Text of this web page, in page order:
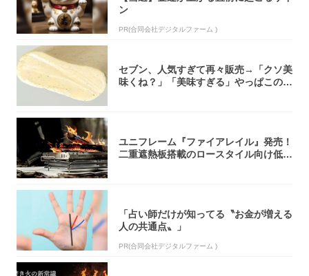
ン
PR(合同会社デジタルファーム )
セブン、人気すぎて再々販売→「クソ美
味くね？」「美味すぎる」やっぱこのク
ユニフレーム『ファイアレイル』発売！
二重遮熱板搭載のロースタイル向け低型
「占い師だけが知ってる〝お金が増える
人の共通点〟」
PR(合同会社デジタルファーム )